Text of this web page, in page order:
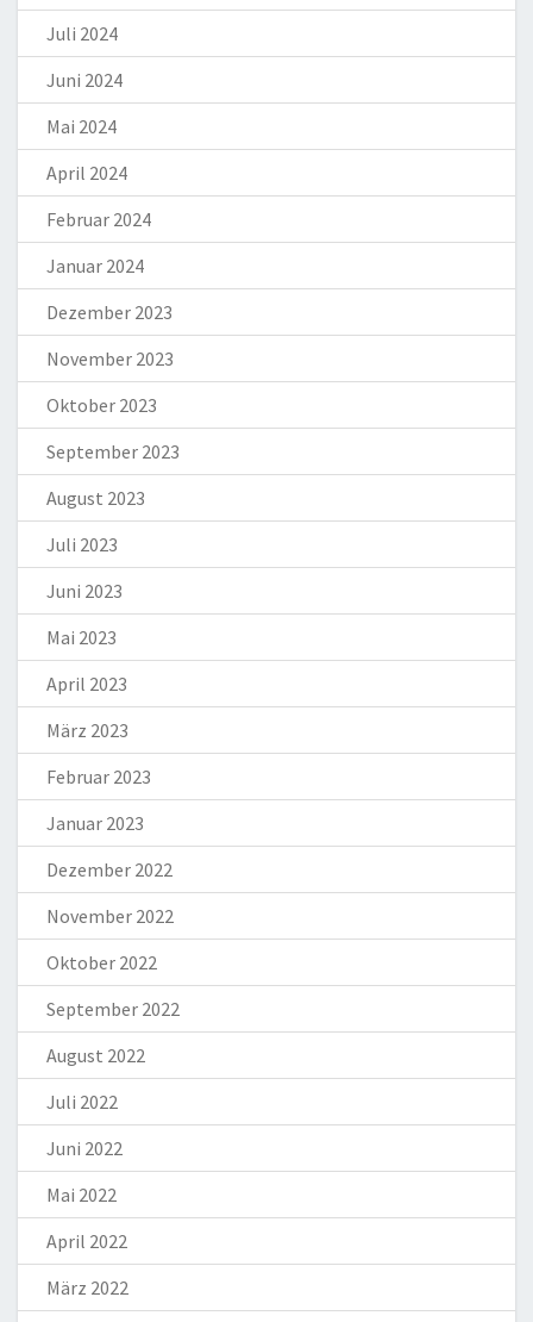
Juli 2024
Juni 2024
Mai 2024
April 2024
Februar 2024
Januar 2024
Dezember 2023
November 2023
Oktober 2023
September 2023
August 2023
Juli 2023
Juni 2023
Mai 2023
April 2023
März 2023
Februar 2023
Januar 2023
Dezember 2022
November 2022
Oktober 2022
September 2022
August 2022
Juli 2022
Juni 2022
Mai 2022
April 2022
März 2022